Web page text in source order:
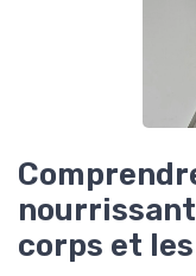
corps et